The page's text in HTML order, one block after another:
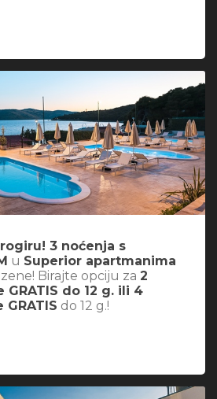
3 noćenja s
u Superior apartmanima
Birajte opciju za 2
do 12 g. ili 4
do 12 g.!